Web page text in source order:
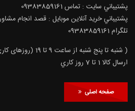
پشتيباني سايت : تماس 09383859161
پشتيباني خريد آنلاين موبايل : قصد انجام
تلگرام 09383859161
( شنبه تا پنج شنبه از ساعت 9 تا 19 (روزهای کاری))
ارسال كالا 1 تا 7 روز كاري
صفحه اصلی